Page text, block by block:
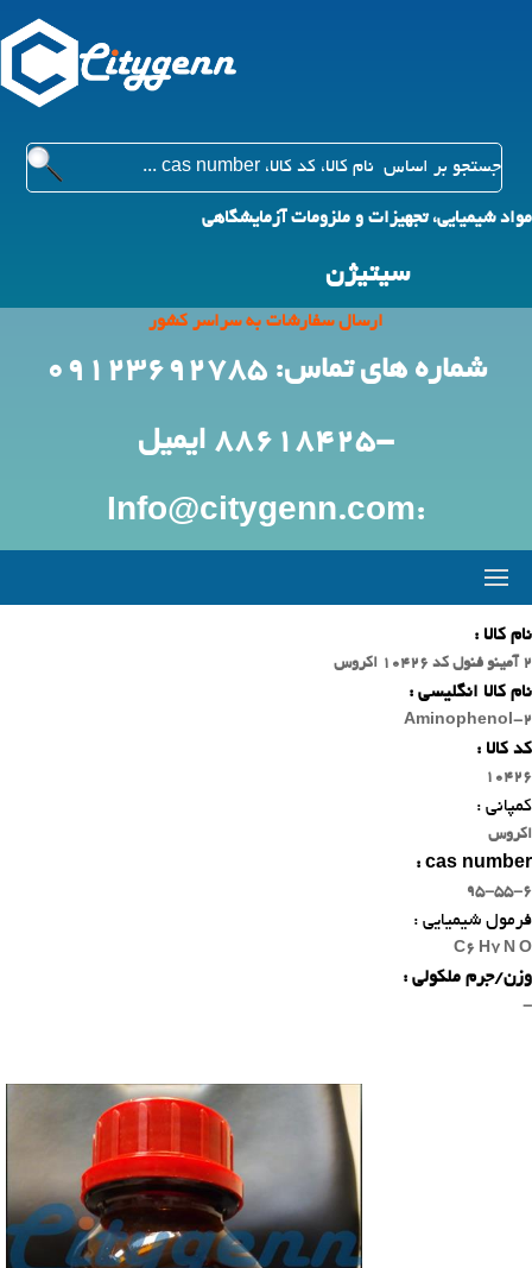
مواد شیمیایی، تجهیزات و ملزومات آزمایشگاهی
سیتیژن
ارسال سفارشات به سراسر کشور
شماره های تماس: 09123692785
-88618425 ایمیل
:Info@citygenn.com
نام کالا :
2 آمینو فنول کد 10426 اکروس
نام کالا انگلیسی :
2-Aminophenol
کد کالا :
10426
کمپانی :
اکروس
cas number :
95-55-6
فرمول شیمیایی :
C6 H7 N O
وزن/جرم ملکولی :
-